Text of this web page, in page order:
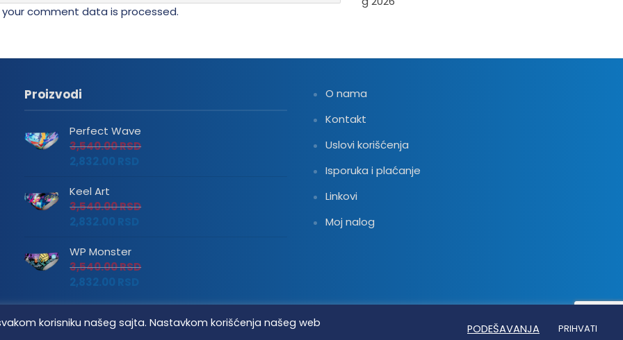
your comment data is processed.
Proizvodi
Perfect Wave
3,540.00RSD
2,832.00
Keel Art
3,540.00RSD
2,832.00
WP Monster
3,540.00RSD
2,832.00
O nama
Kontakt
Uslovi korišćenja
Isporuka i plaćanje
Linkovi
Moj nalog
korisniku našeg sajta. Nastavkom korišćenja našeg web
PODEŠAVANJA PRIHVATI